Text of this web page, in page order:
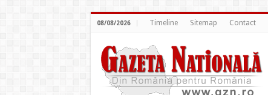
08/08/2026 Timeline Sitemap Contact